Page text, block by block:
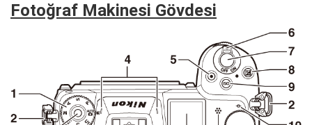
Fotoğraf Makinesi Gövdesi